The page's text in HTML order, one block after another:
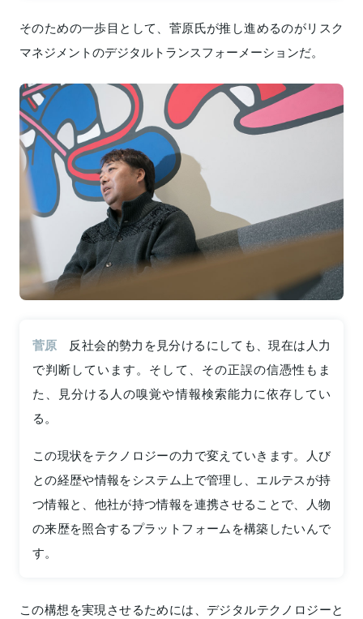
そのための一歩目として、菅原氏が推し進めるのがリスク
マネジメントのデジタルトランスフォーメーションだ。
菅原
反社会的勢力を見分けるにしても、現在は人力
で判断しています。そして、その正誤の信憑性もま
た、見分ける人の嗅覚や情報検索能力に依存してい
る。
この現状をテクノロジーの力で変えていきます。人び
との経歴や情報をシステム上で管理し、エルテスが持
つ情報と、他社が持つ情報を連携させることで、人物
の来歴を照合するプラットフォームを構築したいんで
す。
この構想を実現させるためには、デジタルテクノロジーと